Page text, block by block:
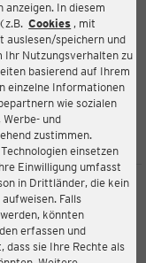
anzeigen. In diesem
Cookies , mit
auslesen/speichern und
Ihr Nutzungsverhalten zu
basierend auf Ihrem
einzelne Informationen
wie sozialen
und
zustimmen.
einsetzen
Einwilligung umfasst
in Drittländer, die kein
Falls
könnten
erfassen und
dass sie Ihre Rechte als
6
Erzgebirge